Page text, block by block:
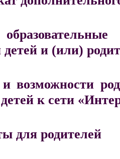
и (или)
возможности
к сети
для родителей